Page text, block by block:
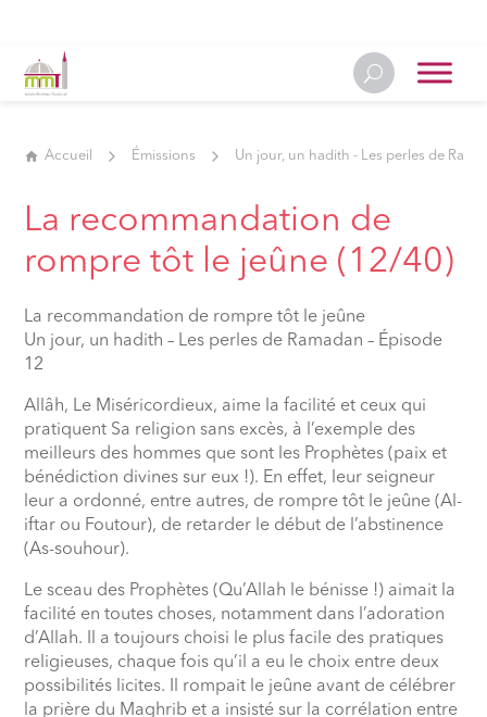
Accueil Émissions Un jour, un hadith - Les perles de
La recommandation de
rompre tôt le jeûne (12/40)
La recommandation de rompre tôt le jeûne
Un jour, un hadith – Les perles de Ramadan – Épisode
12
Allâh, Le Miséricordieux, aime la facilité et ceux qui
pratiquent Sa religion sans excès, à l’exemple des
meilleurs des hommes que sont les Prophètes (paix et
bénédiction divines sur eux !). En effet, leur seigneur
leur a ordonné, entre autres, de rompre tôt le jeûne (Al-
iftar ou Foutour), de retarder le début de l’abstinence
(As-souhour).
Le sceau des Prophètes (Qu’Allah le bénisse !) aimait la
facilité en toutes choses, notamment dans l’adoration
d’Allah. Il a toujours choisi le plus facile des pratiques
religieuses, chaque fois qu’il a eu le choix entre deux
possibilités licites. Il rompait le jeûne avant de célébrer
la prière du Maghrib et a insisté sur la corrélation entre